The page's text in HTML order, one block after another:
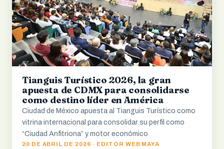
Tianguis Turístico 2026, la gran
apuesta de CDMX para consolidarse
como destino líder en América
Ciudad de México apuesta al Tianguis Turístico como
vitrina internacional para consolidar su perfil como
“Ciudad Anfitriona” y motor económico
20 DE ABRIL DE 2026 · EDITOR WEB MAYA